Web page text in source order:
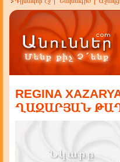
REGINA
ՂԱԶԱՐՅԱՆ